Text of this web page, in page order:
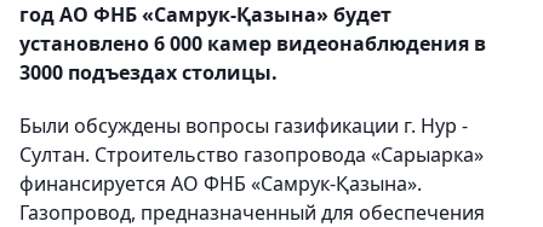
год АО ФНБ «Самрук-Қазына» будет
установлено 6 000 камер видеонаблюдения в
3000 подъездах столицы.
Были обсуждены вопросы газификации г. Нур -
Султан. Строительство газопровода «Сарыарка»
финансируется АО ФНБ «Самрук-Қазына».
Газопровод, предназначенный для обеспечения